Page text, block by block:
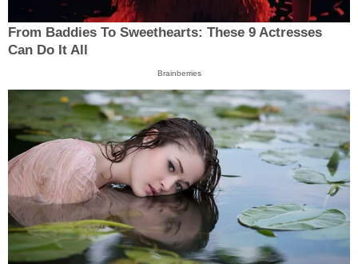
From Baddies To Sweethearts: These 9 Actresses
Can Do It All
Brainberries